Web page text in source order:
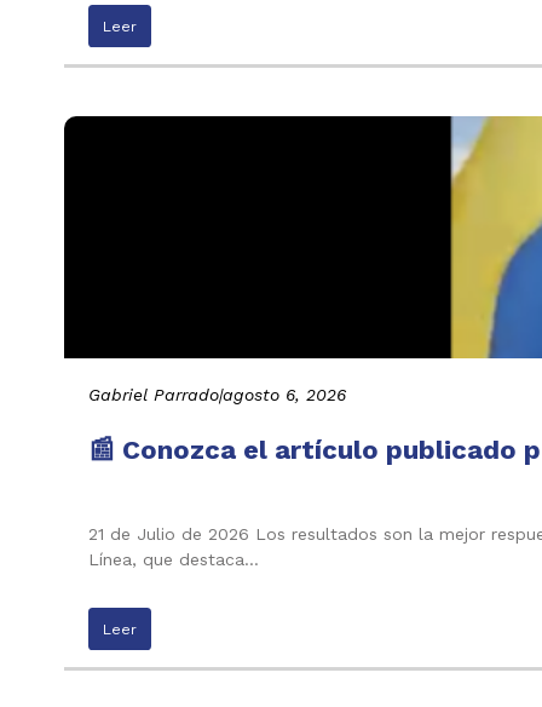
Leer
Gabriel Parrado|agosto 6, 2026
📰 Conozca el artículo publicado
21 de Julio de 2026 Los resultados son la mejor
Línea, que destaca…
Leer